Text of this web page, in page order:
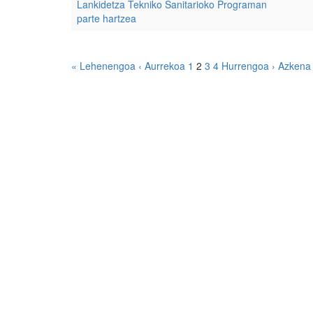
Lankidetza Tekniko Sanitarioko Programan
parte hartzea
« Lehenengoa ‹ Aurrekoa 1 2 3 4 Hurrengoa › Azkena